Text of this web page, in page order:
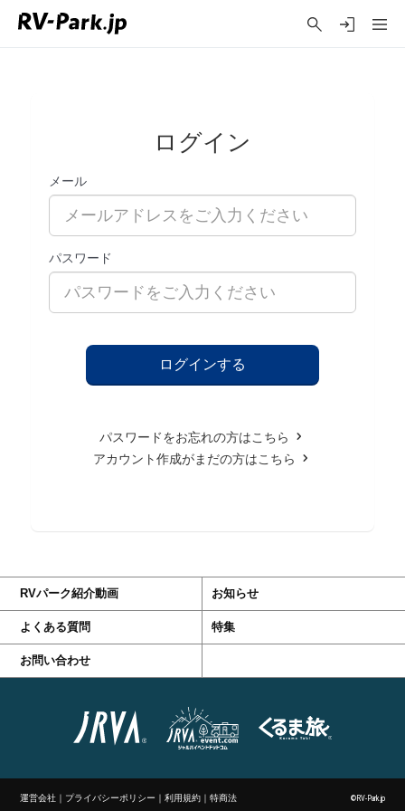
ログイン
メール
パスワード
パスワードをお忘れの方はこちら
アカウント作成がまだの方はこちら
RVパーク紹介動画 お知らせ
よくある質問 特集
お問い合わせ
運営会社 ｜ プライバシーポリシー ｜利用規約 ｜特商法 ©RV-Park.jp